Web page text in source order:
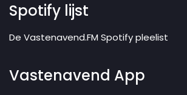
Spotify lijst
De Vastenavend.FM Spotify pleelist
Vastenavend App